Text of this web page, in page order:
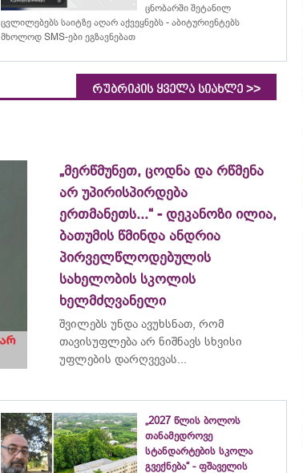
ცნობარში შეტანილ
ცვლილებებს საიტზე აღარ აქვეყნებს - აბიტურიენტებს
მხოლოდ SMS-ები ეგზავნებათ
რუბრიკის ყველა სიახლე >>
„მერწმუნეთ, ცოდნა და რწმენა
არ უპირისპირდება
ერთმანეთს...“ - დეკანოზი ილია,
ბათუმის წმინდა ანდრია
პირველწლოდებულის
სახელობის სკოლის
ხელმძღვანელი
შვილებს უნდა ავუხსნათ, რომ
თავისუფლება არ ნიშნავს სხვისი
უფლების დარღვევას...
„2027 წლის ბოლოს
თანამედროვე
სტანდარტების სკოლა
გვექნება“ - ფშაველის